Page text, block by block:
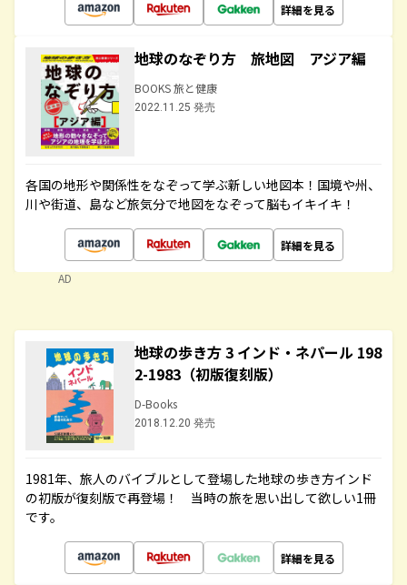
詳細を見る
地球のなぞり方 旅地図 アジア編
BOOKS 旅と健康
2022.11.25 発売
各国の地形や関係性をなぞって学ぶ新しい地図本！国境や州、
川や街道、島など旅気分で地図をなぞって脳もイキイキ！
詳細を見る
AD
地球の歩き方 3 インド・ネパール 198
2-1983（初版復刻版）
D-Books
2018.12.20 発売
1981年、旅人のバイブルとして登場した地球の歩き方インド
の初版が復刻版で再登場！ 当時の旅を思い出して欲しい1冊
です。
詳細を見る